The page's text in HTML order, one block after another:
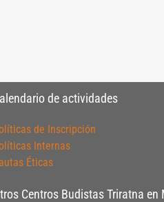
de actividades
de Inscripción
Internas
Éticas
Centros Budistas Triratna en